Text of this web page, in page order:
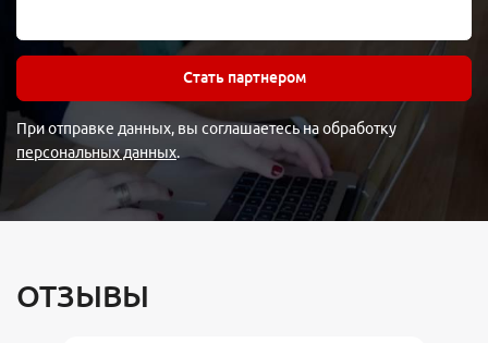
Стать партнером
При отправке данных, вы соглашаетесь на обработку
персональных данных.
ОТЗЫВЫ